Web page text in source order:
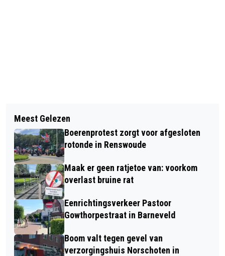
STAKING IN ZORGVERVOER |
WOENSDAG 30 NOVEMBER |
GEVOLGEN VALLEIHOPPER
INLOOP GELDVRAGEN | ELKE DINSDAG
10.00 - 13.00
Meest Gelezen
Boerenprotest zorgt voor afgesloten
rotonde in Renswoude
Maak er geen ratjetoe van: voorkom
overlast bruine rat
Eenrichtingsverkeer Pastoor
Gowthorpestraat in Barneveld
Boom valt tegen gevel van
verzorgingshuis Norschoten in